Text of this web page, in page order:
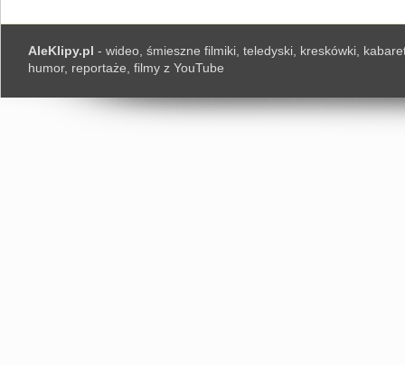
AleKlipy.pl - wideo, śmieszne filmiki, teledyski, kreskówki,
humor, reportaże, filmy z YouTube